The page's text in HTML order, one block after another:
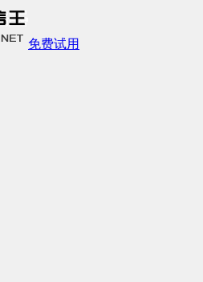
免费试用